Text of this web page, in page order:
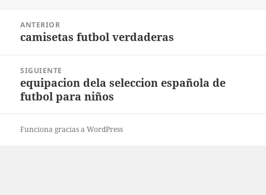
entradas
ANTERIOR
Entrada
camisetas futbol verdaderas
SIGUIENTE
Entrada
siguiente:
equipacion dela seleccion española de
futbol para niños
Funciona gracias a WordPress